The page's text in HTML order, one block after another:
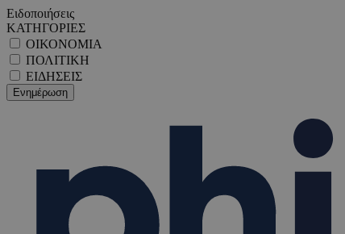
Ειδοποιήσεις
ΚΑΤΗΓΟΡΙΕΣ
ΟΙΚΟΝΟΜΙΑ
ΠΟΛΙΤΙΚΗ
ΕΙΔΗΣΕΙΣ